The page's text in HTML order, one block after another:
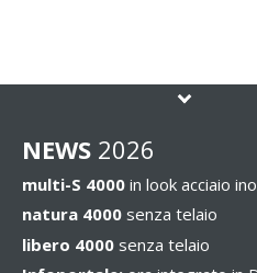
NEWS 2026
multi-S 4000 in look acciaio
natura 4000 senza telaio
libero 4000 senza telaio